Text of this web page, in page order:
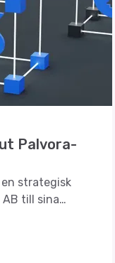
Palvora-
strategisk
till sina